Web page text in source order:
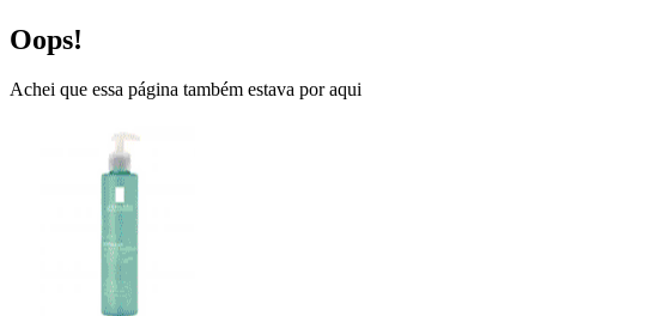
Oops!
Achei que essa página também estava por aqui